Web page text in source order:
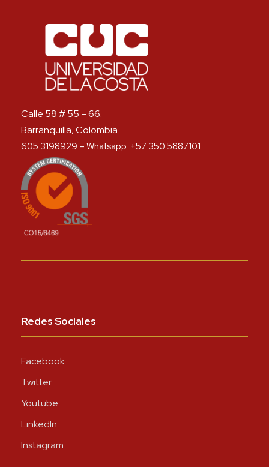
Calle 58 # 55 – 66.
Barranquilla, Colombia.
605 3198929 – Whatsapp: +57 350 5887101
Redes Sociales
Facebook
Twitter
Youtube
LinkedIn
Instagram